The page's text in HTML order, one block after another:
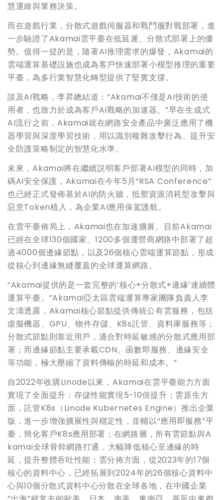
慧運維與業務決策。
而在遊戲行業，分散式遊戲伺服器和戰鬥服對戰部署，進
一步驗證了Akamai雲平臺在低延遲、分散式部署上的優
勢。值得一提的是，隨著AI推理需求的爆發，Akamai的
雲端運算基礎設施也成為客戶快速部署小模型推理的重要
平臺，為多行業智慧化轉型提供了堅實支撐。
談及AI戰略，李昇總結道：“Akamai不僅是AI技術的使
用者，也致力於成為客戶AI戰略的加速器。”早在生成式
AI流行之前，Akamai就在網路安全產品中廣泛應用了機
器學習與深度學習技術，用以識別複雜攻擊行為、提升安
全防護策略制定的智慧化水準。
未來，Akamai將在繼續説明客戶部署AI模型的同時，加
碼AI安全保護，Akamai在今年5月“RSA Conference”
也已經正式發佈基於AI的防火牆，抵禦資源消耗型攻擊與
惡意Token植入，為企業AI應用保駕護航。
在雲平臺佈局上，Akamai也在加速擴展。目前Akamai
已經在全球130個國家、1200多個運營商網路中部署了超
過4000個邊緣節點，以及26個核心雲端運算節點，形成
從核心到邊緣無縫覆蓋的全球運算網路。
“Akamai提供的是一套完整的‘核心+分散式+邊緣’連續體
運算平臺。”Akamai亞太區雲端運算專家團隊負責人李
文濤透露，Akamai核心節點提供傳統公有雲服務，包括
虛擬機器、GPU、物件存儲、K8s託管、資料庫服務等；
分散式節點則靠近用戶，適合對時延敏感的分散式應用部
署；而邊緣節點主要承載CDN、函數即服務、邊緣安全
等功能，極大壓縮了資料傳輸的時延和成本。”
自2022年收購Linode以來，Akamai在雲平臺能力方面
實現了全面提升：存儲性能實現5-10倍提升；雲原生方
面，託管K8s（Linode Kubernetes Engine）推出企業
版，進一步增強擴展性與穩定性，並輔以“應用即服務”平
臺，簡化客戶K8s應用部署；在網路層，所有雲節點與A
kamai全球骨幹網路打通，大幅降低核心至邊緣的時
延，提升整體吞吐性能；雲分佈方面，從2023年的17個
核心的資料中心，已經拓展到2024年的26個核心資料中
心與10個分散式資料中心分散在全球各地，在中國企業